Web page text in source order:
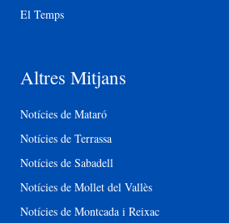
El Temps
Altres Mitjans
Notícies de Mataró
Notícies de Terrassa
Notícies de Sabadell
Notícies de Mollet del Vallès
Notícies de Montcada i Reixac